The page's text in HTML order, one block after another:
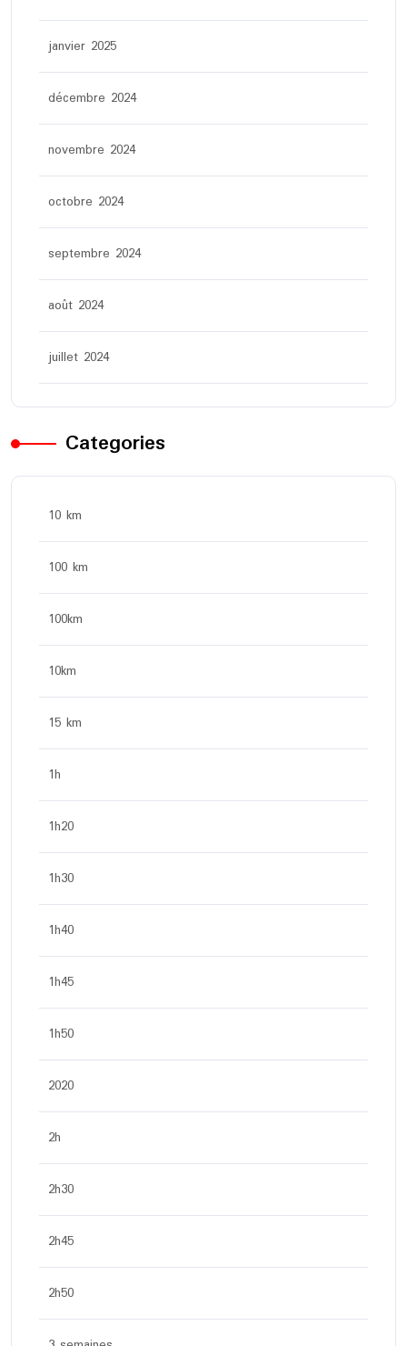
janvier 2025
décembre 2024
novembre 2024
octobre 2024
septembre 2024
août 2024
juillet 2024
Categories
10 km
100 km
100km
10km
15 km
1h
1h20
1h30
1h40
1h45
1h50
2020
2h
2h30
2h45
2h50